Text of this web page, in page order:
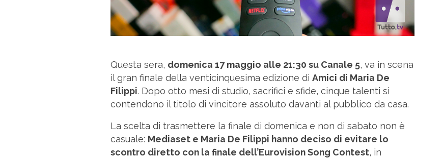
Questa sera, domenica 17 maggio alle 21:30 su Canale 5, va in scena
il gran finale della venticinquesima edizione di Amici di Maria De
Filippi. Dopo otto mesi di studio, sacrifici e sfide, cinque talenti si
contendono il titolo di vincitore assoluto davanti al pubblico da casa.
La scelta di trasmettere la finale di domenica e non di sabato non è
casuale: Mediaset e Maria De Filippi hanno deciso di evitare lo
scontro diretto con la finale dell’Eurovision Song Contest, in